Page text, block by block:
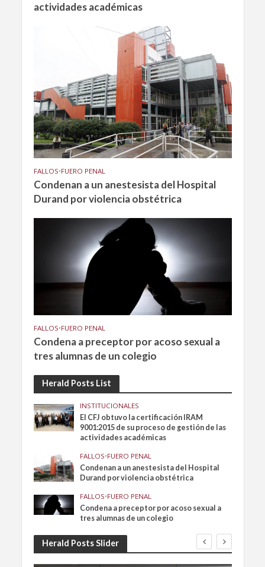
actividades académicas
FALLOS•FUERO PENAL
Condenan a un anestesista del Hospital
Durand por violencia obstétrica
FALLOS•FUERO PENAL
Condena a preceptor por acoso sexual a
tres alumnas de un colegio
Herald Posts List
INSTITUCIONALES
El CFJ obtuvo la certificación IRAM
9001:2015 de su proceso de gestión de las
actividades académicas
FALLOS•FUERO PENAL
Condenan a un anestesista del Hospital
Durand por violencia obstétrica
FALLOS•FUERO PENAL
Condena a preceptor por acoso sexual a
tres alumnas de un colegio
Herald Posts Slider